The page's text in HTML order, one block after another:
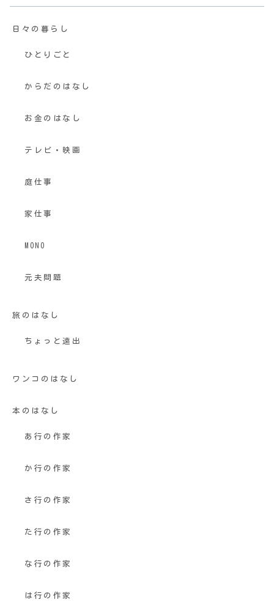
日々の暮らし
ひとりごと
からだのはなし
お金のはなし
テレビ・映画
庭仕事
家仕事
MONO
元夫問題
旅のはなし
ちょっと遠出
ワンコのはなし
本のはなし
あ行の作家
か行の作家
さ行の作家
た行の作家
な行の作家
は行の作家